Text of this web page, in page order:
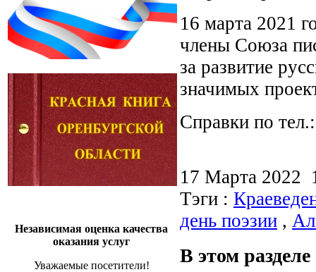
Независимая оценка качества
оказания услуг
Уважаемые посетители!
16 марта 2021
члены Союза
за развитие
значимых
Справки по
17 Марта
Тэги :
день поэзии ,
В этом разделе